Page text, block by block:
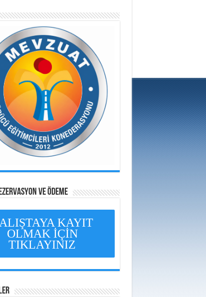
VE ÖDEME
KAYIT
OLMAK İÇİN
TIKLAYINIZ